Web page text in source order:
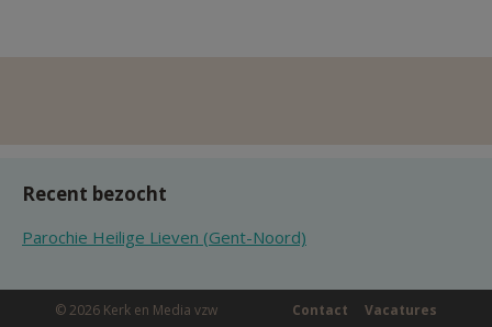
Recent bezocht
Parochie Heilige Lieven (Gent-Noord)
© 2026 Kerk en Media vzw Vacatures
Contact